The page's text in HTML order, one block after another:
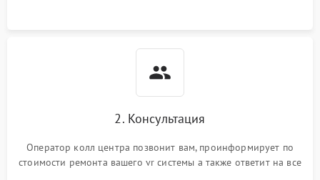
2. Консультация
Оператор колл центра позвонит вам, проинформирует по
стоимости ремонта вашего vr системы а также ответит на все